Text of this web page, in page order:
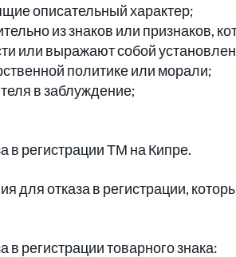
описательный характер;
из знаков или признаков,
или выражают собой
политике или морали;
в заблуждение;
в регистрации ТМ на Кипре.
для отказа в регистрации,
регистрации товарного знака: